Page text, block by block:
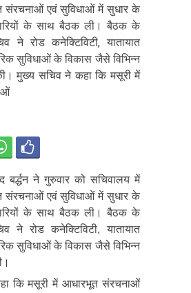
संरचनाओं एवं सुविधाओं में सुधार के
के साथ बैठक ली। बैठक के
ने रोड कनेक्टिविटी, यातायात
सुविधाओं के विकास जैसे विभिन्न
मुख्य सचिव ने कहा कि मसूरी में
ने गुरुवार को सचिवालय में
संरचनाओं एवं सुविधाओं में सुधार के
के साथ बैठक ली। बैठक के
ने रोड कनेक्टिविटी, यातायात
सुविधाओं के विकास जैसे विभिन्न
कि मसूरी में आधारभूत संरचनाओं